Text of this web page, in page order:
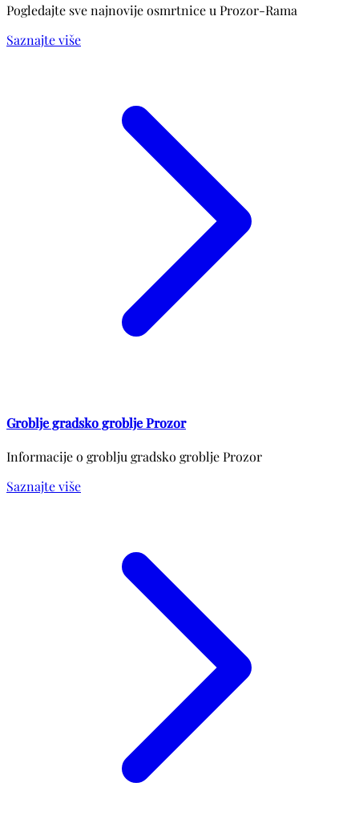
Pogledajte sve najnovije osmrtnice u Prozor-Rama
Saznajte više
Groblje gradsko groblje Prozor
Informacije o groblju gradsko groblje Prozor
Saznajte više